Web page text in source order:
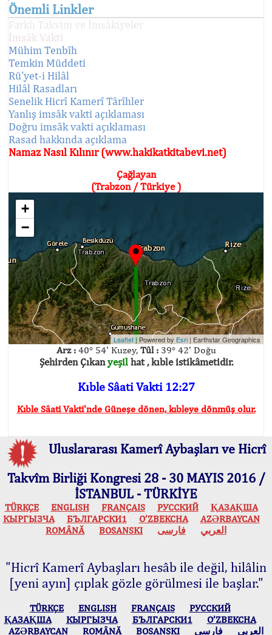
Önemli Linkler
Farklı Takvim ve İmsâkiyeler
İmsâk Vakti
Mühim Tenbîh
Temkin Müddeti
Rü'yet-i Hilâl
Hilâl Rasadları
Senelik Hicrî Kamerî Târîhler
Yanlış imsâk vakti açıklaması
Doğru imsâk vakti açıklaması
Rasad hakkında açıklama
Namaz Nasıl Kılınır (www.hakikatkitabevi.net)
Çağlayan
(Trabzon / Türkiye )
+
−
Leaflet | Powered by Esri | Earthstar Geographics
Arz :40° 54' Kuzey, Tûl :39° 42' Doğu
Şehirden Çıkanyeşilhat , kıble istikâmetidir.
Kıble Sâati Vakti 12:27
Kıble Sâati Vakti'nde Güneşe dönen, kıbleye dönmüş olur.
Uluslararası Kamerî Aybaşları ve Hicrî
Takvîm Birliği Kongresi 28 - 30 MAYIS 2016 /
İSTANBUL - TÜRKİYE
TÜRKÇE ENGLISH FRANÇAIS РУССКИЙ
ҚАЗАҚША
КЫPГЫЗЧA
БЪЛГАРСКИ1 O’ZBEKCHA
AZӘRBAYCAN
ROMÂNĂ
BOSANSKI العربي فارسی
"Hicrî Kamerî Aybaşları hesâb ile değil, hilâlin
[yeni ayın] çıplak gözle görülmesi ile başlar."
TÜRKÇE ENGLISH FRANÇAIS
РУССКИЙ
ҚАЗАҚША
КЫPГЫЗЧA БЪЛГАРСКИ1
O’ZBEKCHA
AZӘRBAYCAN
ROMÂNĂ BOSANSKI العربي فارسی